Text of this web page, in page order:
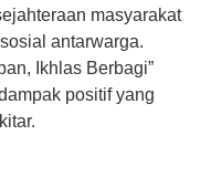
masyarakat
antarwarga.
Ikhlas Berbagi”
positif yang